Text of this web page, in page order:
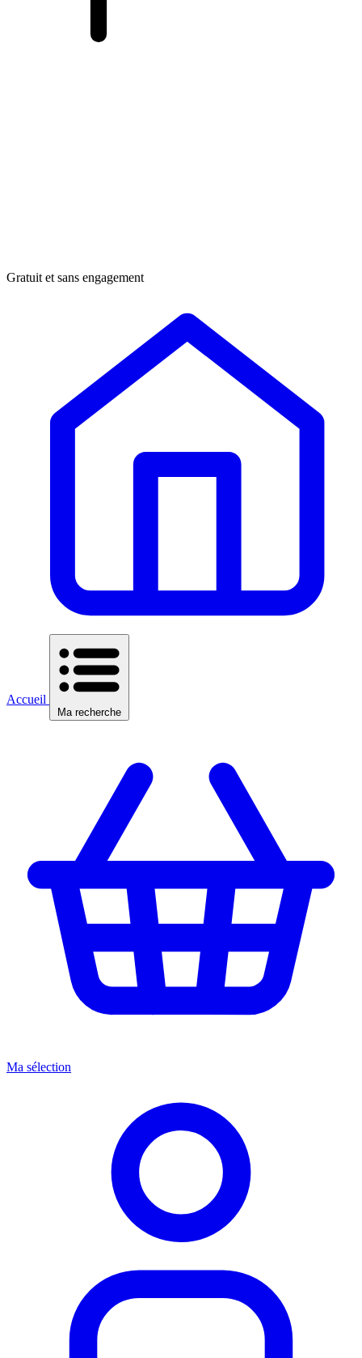
Gratuit et sans engagement
Accueil
Ma recherche
Ma sélection